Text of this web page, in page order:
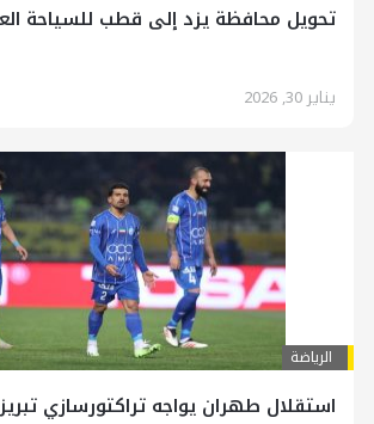
تحويل محافظة يزد إلى قطب للسياحة
يناير 30, 2026
الرياضة
استقلال طهران يواجه تراكتورسازي